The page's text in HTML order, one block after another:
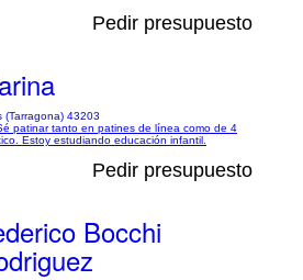
Pedir presupuesto
(Tarragona) 43203
patinar tanto en patines de línea como de 4
Estoy estudiando educación infantil.
Pedir presupuesto
Bocchi